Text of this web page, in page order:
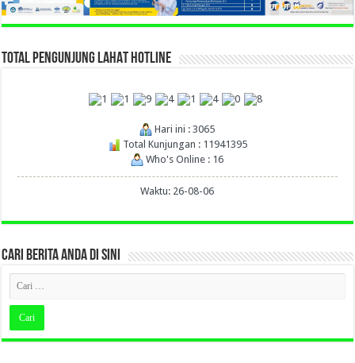
TOTAL PENGUNJUNG LAHAT HOTLINE
Hari ini : 3065
Total Kunjungan : 11941395
Who's Online : 16
Waktu: 26-08-06
CARI BERITA ANDA DI SINI